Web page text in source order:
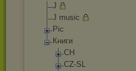
J
J music
Pic
Книги
CH
CZ-SL